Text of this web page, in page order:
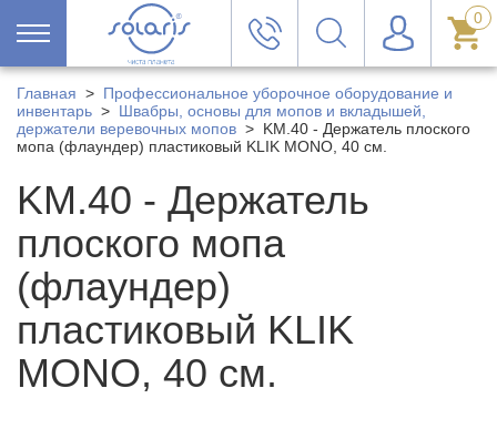
0
Главная > Профессиональное уборочное оборудование и
инвентарь > Швабры, основы для мопов и вкладышей,
держатели веревочных мопов > KM.40 - Держатель плоского
мопа (флаундер) пластиковый KLIK MONO, 40 см.
KM.40 - Держатель
плоского мопа
(флаундер)
пластиковый KLIK
MONO, 40 см.